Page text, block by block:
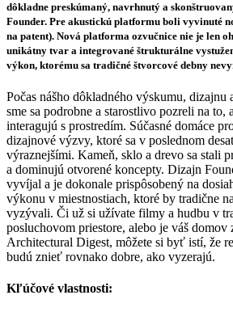
dôkladne preskúmaný, navrhnutý a
Founder. Pre akustickú platformu boli vyvinuté
na patent). Nová platforma ozvučnice nie je len
unikátny tvar a integrované štrukturálne
výkon, ktorému sa tradičné štvorcové debny
Počas nášho dôkladného výskumu, dizajnu
sme sa podrobne a starostlivo pozreli na to,
interagujú s prostredím. Súčasné domáce
dizajnové výzvy, ktoré sa v poslednom
výraznejšími. Kameň, sklo a drevo sa stali
a dominujú otvorené koncepty. Dizajn
vyvíjal a je dokonale prispôsobený na
výkonu v miestnostiach, ktoré by tradične
vyzývali. Či už si užívate filmy a hudbu v
posluchovom priestore, alebo je váš domov
Architectural Digest, môžete si byť istí, že
budú znieť rovnako dobre, ako vyzerajú.
Kľúčové vlastnosti: